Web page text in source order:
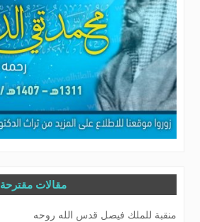
مقالات مقترحة
منقبة للملك فيصل قدس الله روحه